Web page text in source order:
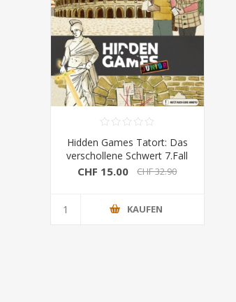
Hidden Games Tatort: Das
verschollene Schwert 7.Fall
CHF 15.00 CHF 32.90
KAUFEN